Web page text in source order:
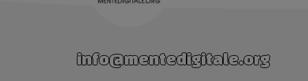
info@mentedigitale.org